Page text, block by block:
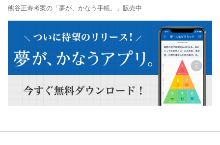
熊谷正寿考案の「夢が、かなう手帳。」販売中